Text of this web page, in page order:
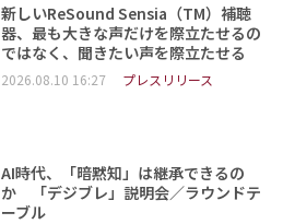
新しいReSound Sensia（TM）補聴
器、最も大きな声だけを際立たせるの
ではなく、聞きたい声を際立たせる
2026.08.10 16:27 プレスリリース
AI時代、「暗黙知」は継承できるの
か 「デジブレ」説明会／ラウンドテ
ーブル